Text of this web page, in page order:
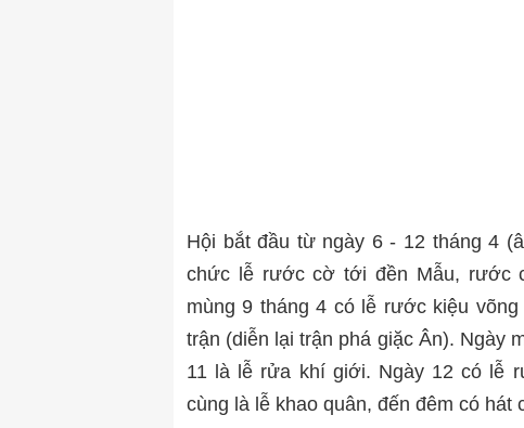
Hội bắt đầu từ ngày 6 - 12 tháng 4
chức lễ rước cờ tới đền Mẫu, rước
mùng 9 tháng 4 có lễ rước kiệu
trận (diễn lại trận phá giặc Ân). Ngày
11 là lễ rửa khí giới. Ngày 12 có lễ
cùng là lễ khao quân, đến đêm có